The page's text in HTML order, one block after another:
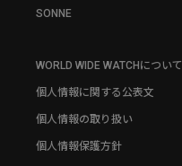
SONNE
WORLD WIDE WATCHについて
個人情報に関する公表文
個人情報の取り扱い
個人情報保護方針